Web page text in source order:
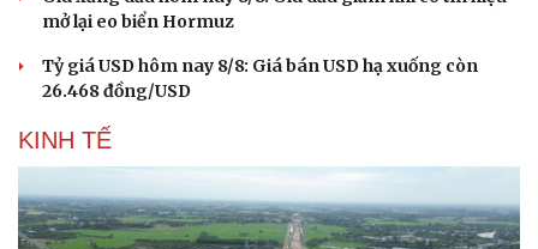
mở lại eo biển Hormuz
Tỷ giá USD hôm nay 8/8: Giá bán USD hạ xuống còn
26.468 đồng/USD
KINH TẾ